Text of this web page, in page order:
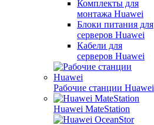
Комплекты для
монтажа Huawei
Блоки питания для
серверов Huawei
Кабели для
серверов Huawei
Рабочие станции Huawei
Huawei MateStation